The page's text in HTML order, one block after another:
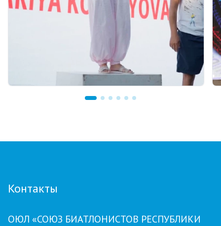
Контакты
ОЮЛ «СОЮЗ БИАТЛОНИСТОВ РЕСПУБЛИКИ